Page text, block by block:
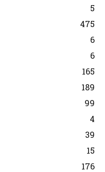
5
475
6
6
165
189
99
4
39
15
176